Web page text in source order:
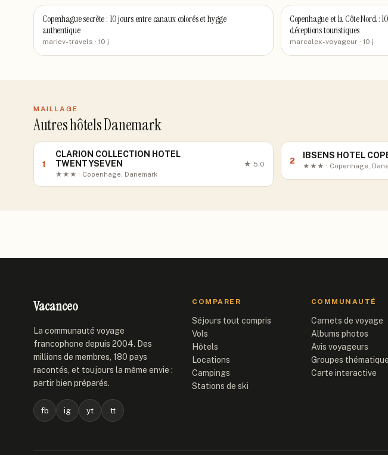
Copenhague secrète : 10 jours entre canaux colorés et hygge
authentique
mariev-travels · 10 j
Copenhague et la Côte Nord :
déceptions touristiques
marcalex-voyageur· 10 j
MAILLAGE
Autres hôtels Danemark
1
CLARION COLLECTION HOTEL
TWENTYSEVEN
★★★ · Copenhage, Danemark
★ 5.0 2
IBSENS HOTEL
★★★ · Copenhage,
Vacanceo
La communauté voyage
francophone depuis 2004. Des
millions de membres, 180 pays
racontés, et toujours la même envie :
partir bien préparés.
fb ig yt tt
COMPARER
Séjours tout compris
Vols
Hôtels
Locations
Campings
Stations de ski
COMMUNAUTÉ
Carnets de voyage
Albums photos
Avis voyageurs
Groupes
Carte interactive